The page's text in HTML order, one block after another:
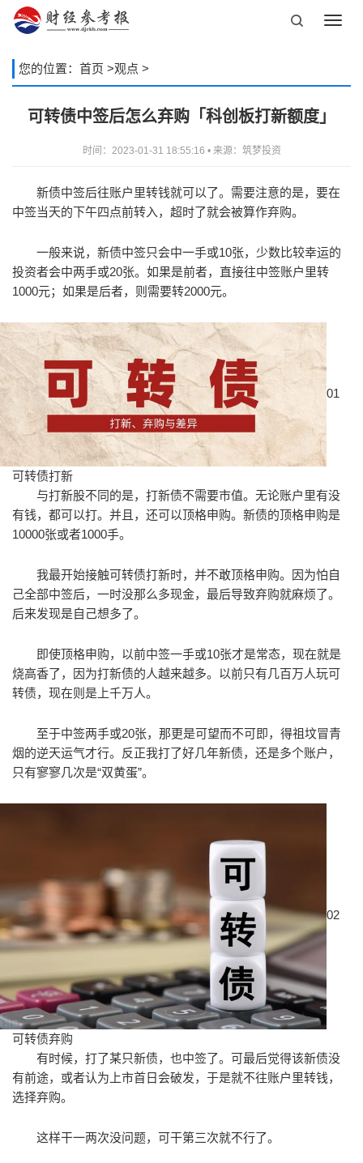
您的位置： 首页 >观点 >
可转债中签后怎么弃购「科创板打新额度」
时间：2023-01-31 18:55:16 • 来源：筑梦投资
新债中签后往账户里转钱就可以了。需要注意的是，要在
中签当天的下午四点前转入，超时了就会被算作弃购。
一般来说，新债中签只会中一手或10张，少数比较幸运的
投资者会中两手或20张。如果是前者，直接往中签账户里转
1000元；如果是后者，则需要转2000元。
01
可转债打新
与打新股不同的是，打新债不需要市值。无论账户里有没
有钱，都可以打。并且，还可以顶格申购。新债的顶格申购是
10000张或者1000手。
我最开始接触可转债打新时，并不敢顶格申购。因为怕自
己全部中签后，一时没那么多现金，最后导致弃购就麻烦了。
后来发现是自己想多了。
即使顶格申购，以前中签一手或10张才是常态，现在就是
烧高香了，因为打新债的人越来越多。以前只有几百万人玩可
转债，现在则是上千万人。
至于中签两手或20张，那更是可望而不可即，得祖坟冒青
烟的逆天运气才行。反正我打了好几年新债，还是多个账户，
只有寥寥几次是“双黄蛋”。
02
可转债弃购
有时候，打了某只新债，也中签了。可最后觉得该新债没
有前途，或者认为上市首日会破发，于是就不往账户里转钱，
选择弃购。
这样干一两次没问题，可干第三次就不行了。